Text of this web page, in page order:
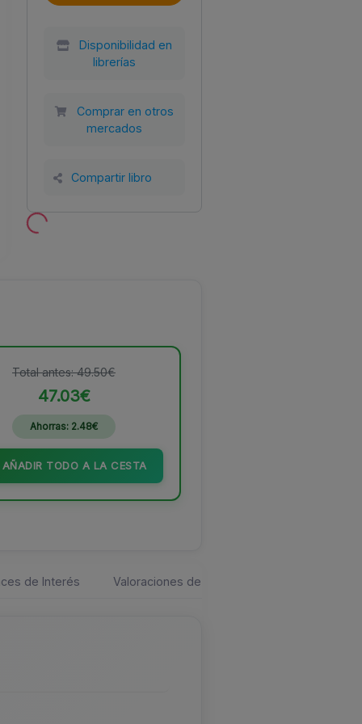
2023
librerías
mercados
Compartir libro
Total antes: 49.50€
47.03€
Ahorras: 2.48€
AÑADIR TODO A LA CESTA
de Interés Valoraciones de los usuarios